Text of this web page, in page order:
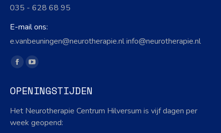
035 - 628 68 95
E-mail ons:
e.vanbeuningen@neurotherapie.nl info@neurotherapie.nl
Vind ons op:
Facebook
opens
in
new
YouTube
opens
new
OPENINGSTIJDEN
Het Neurotherapie Centrum Hilversum is vijf dagen per
week geopend: